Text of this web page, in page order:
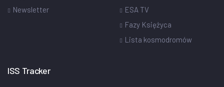
Newsletter
ESA TV
Fazy Księżyca
Lista kosmodromów
ISS Tracker